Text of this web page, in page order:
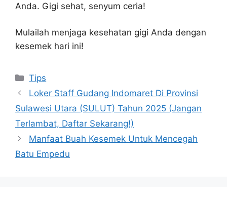
Anda. Gigi sehat, senyum ceria!
Mulailah menjaga kesehatan gigi Anda dengan
kesemek hari ini!
Kategori
Tips
Loker Staff Gudang Indomaret Di Provinsi
Sulawesi Utara (SULUT) Tahun 2025 (Jangan
Terlambat, Daftar Sekarang!)
Manfaat Buah Kesemek Untuk Mencegah
Batu Empedu